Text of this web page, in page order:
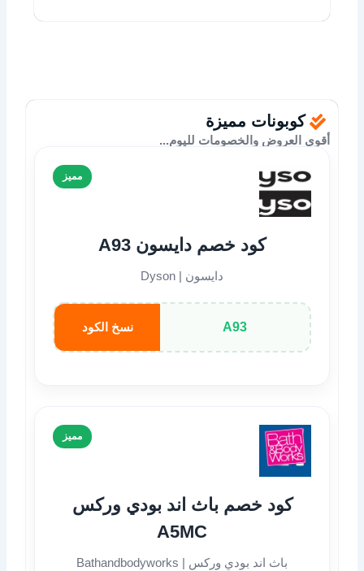
كوبونات مميزة
أقوى العروض والخصومات لليوم...
مميز
كود خصم دايسون A93
دايسون | Dyson
A93 نسخ الكود
مميز
كود خصم باث اند بودي وركس
A5MC
باث اند بودي وركس | Bathandbodyworks